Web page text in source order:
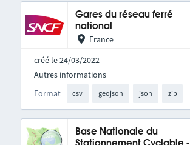
Gares du réseau ferré
national
France
créé le 24/03/2022
Format csv geojson json zip
Autres informations
Base Nationale du